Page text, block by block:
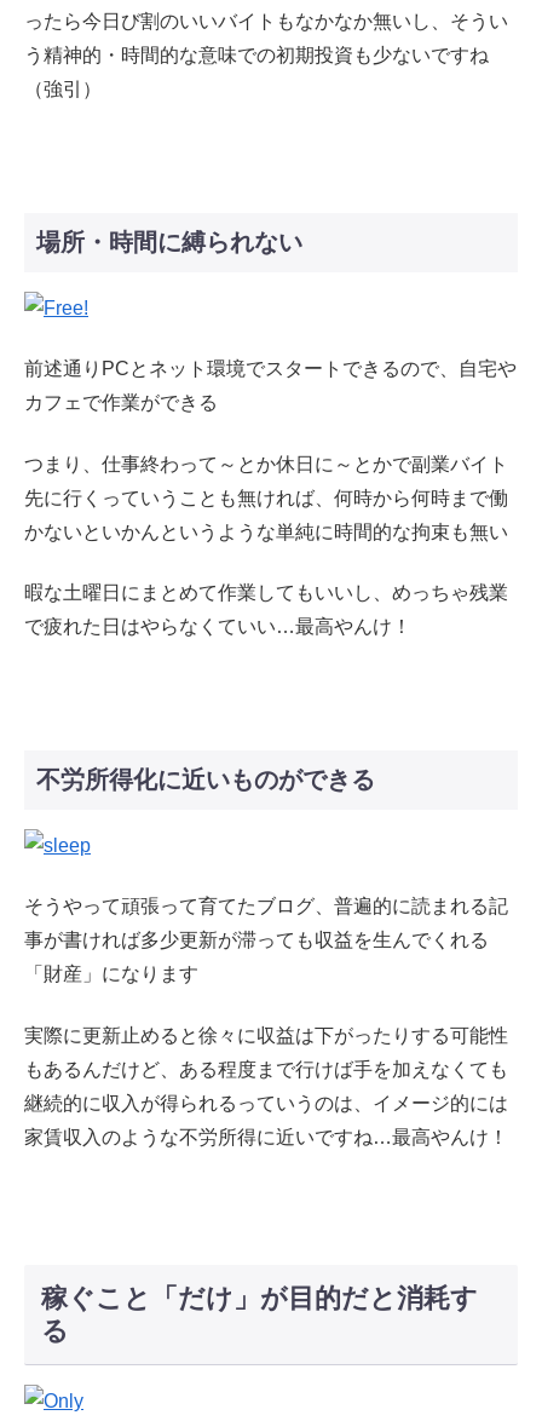
ったら今日び割のいいバイトもなかなか無いし、そうい
う精神的・時間的な意味での初期投資も少ないですね
（強引）
場所・時間に縛られない
前述通りPCとネット環境でスタートできるので、自宅や
カフェで作業ができる
つまり、仕事終わって～とか休日に～とかで副業バイト
先に行くっていうことも無ければ、何時から何時まで働
かないといかんというような単純に時間的な拘束も無い
暇な土曜日にまとめて作業してもいいし、めっちゃ残業
で疲れた日はやらなくていい…最高やんけ！
不労所得化に近いものができる
そうやって頑張って育てたブログ、普遍的に読まれる記
事が書ければ多少更新が滞っても収益を生んでくれる
「財産」になります
実際に更新止めると徐々に収益は下がったりする可能性
もあるんだけど、ある程度まで行けば手を加えなくても
継続的に収入が得られるっていうのは、イメージ的には
家賃収入のような不労所得に近いですね…最高やんけ！
稼ぐこと「だけ」が目的だと消耗す
る